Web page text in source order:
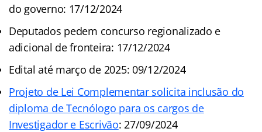
do governo: 17/12/2024
Deputados pedem concurso regionalizado e
adicional de fronteira: 17/12/2024
Edital até março de 2025: 09/12/2024
Projeto de Lei Complementar solicita inclusão do
diploma de Tecnólogo para os cargos de
Investigador e Escrivão: 27/09/2024